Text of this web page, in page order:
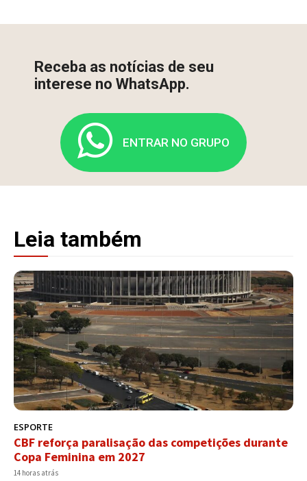
Receba as notícias de seu
interese no WhatsApp.
ENTRAR NO GRUPO
Leia também
ESPORTE
CBF reforça paralisação das competições durante
Copa Feminina em 2027
14 horas atrás